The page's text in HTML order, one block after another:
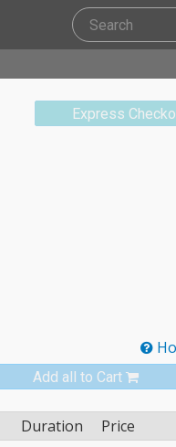
Express
Add all to Cart
Duration Price